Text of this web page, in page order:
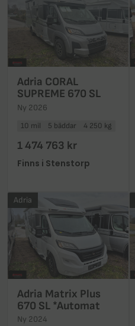
Adria CORAL
SUPREME 670 SL
Ny 2026
10 mil 5 bäddar 4 250 kg
1 474 763 kr
Finns i Stenstorp
Adria
Adria Matrix Plus
670 SL *Automat
Ny 2024